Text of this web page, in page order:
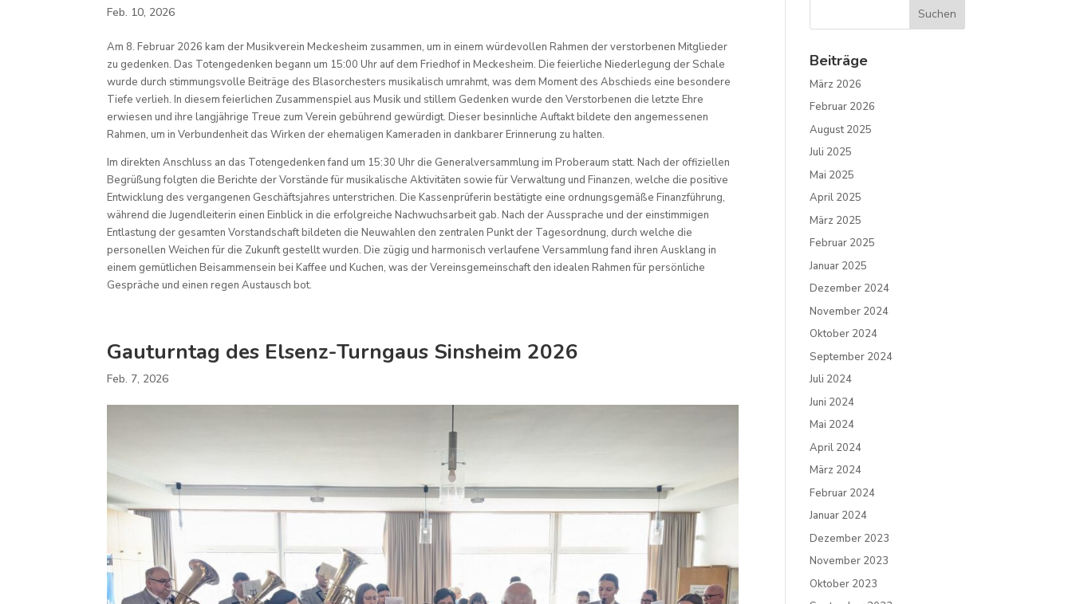
Feb. 10, 2026
Am 8. Februar 2026 kam der Musikverein Meckesheim zusammen, um in einem würdevollen Rahmen der verstorbenen Mitglieder
zu gedenken. Das Totengedenken begann um 15:00 Uhr auf dem Friedhof in Meckesheim. Die feierliche Niederlegung der Schale
wurde durch stimmungsvolle Beiträge des Blasorchesters musikalisch umrahmt, was dem Moment des Abschieds eine besondere
Tiefe verlieh. In diesem feierlichen Zusammenspiel aus Musik und stillem Gedenken wurde den Verstorbenen die letzte Ehre
erwiesen und ihre langjährige Treue zum Verein gebührend gewürdigt. Dieser besinnliche Auftakt bildete den angemessenen
Rahmen, um in Verbundenheit das Wirken der ehemaligen Kameraden in dankbarer Erinnerung zu halten.
Im direkten Anschluss an das Totengedenken fand um 15:30 Uhr die Generalversammlung im Proberaum statt. Nach der offiziellen
Begrüßung folgten die Berichte der Vorstände für musikalische Aktivitäten sowie für Verwaltung und Finanzen, welche die positive
Entwicklung des vergangenen Geschäftsjahres unterstrichen. Die Kassenprüferin bestätigte eine ordnungsgemäße Finanzführung,
während die Jugendleiterin einen Einblick in die erfolgreiche Nachwuchsarbeit gab. Nach der Aussprache und der einstimmigen
Entlastung der gesamten Vorstandschaft bildeten die Neuwahlen den zentralen Punkt der Tagesordnung, durch welche die
personellen Weichen für die Zukunft gestellt wurden. Die zügig und harmonisch verlaufene Versammlung fand ihren Ausklang in
einem gemütlichen Beisammensein bei Kaffee und Kuchen, was der Vereinsgemeinschaft den idealen Rahmen für persönliche
Gespräche und einen regen Austausch bot.
Gauturntag des Elsenz-Turngaus Sinsheim 2026
Feb. 7, 2026
Beiträge
März 2026
Februar 2026
August 2025
Juli 2025
Mai 2025
April 2025
März 2025
Februar 2025
Januar 2025
Dezember 2024
November 2024
Oktober 2024
September 2024
Juli 2024
Juni 2024
Mai 2024
April 2024
März 2024
Februar 2024
Januar 2024
Dezember 2023
November 2023
Oktober 2023